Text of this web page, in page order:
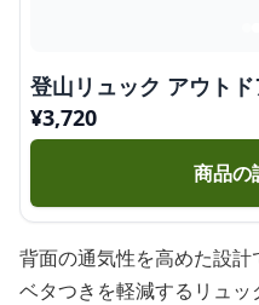
登山リュック アウト
¥3,720
商品の
背面の通気性を高めた設
ベタつきを軽減するリュッ